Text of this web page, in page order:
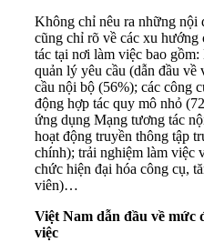
Không chỉ nêu ra những nội
cũng chỉ rõ về các xu hướng
tác tại nơi làm việc bao
quản lý yêu cầu (dẫn đầu
cầu nội bộ (56%); các công
động hợp tác quy mô nhỏ
ứng dụng Mạng tương tác
hoạt động truyền thông tập
chính); trải nghiệm làm việc
chức hiện đại hóa công cụ,
viên)…
Việt Nam dẫn đầu về mức
việc